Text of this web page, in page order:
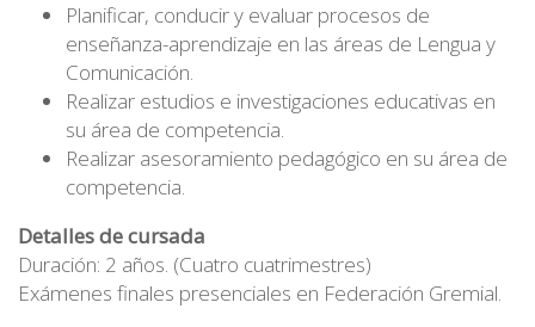
Planificar, conducir y evaluar procesos de
enseñanza-aprendizaje en las áreas de Lengua y
Comunicación.
Realizar estudios e investigaciones educativas en
su área de competencia.
Realizar asesoramiento pedagógico en su área de
competencia.
Detalles de cursada
Duración: 2 años. (Cuatro cuatrimestres)
Exámenes finales presenciales en Federación Gremial.